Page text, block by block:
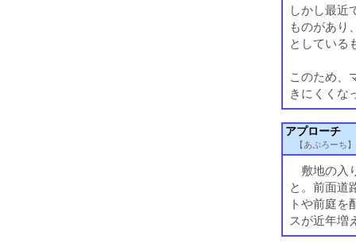
しかし最近
ものがあり
としている
このため、
きにくくな
アプローチ
【あぷろーち】
敷地の入
と。前面道
トや前庭を
スが近年増